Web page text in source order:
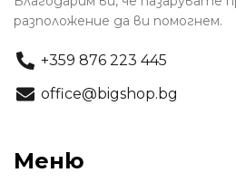
разположение да ви помогнем.
+359 876 223 445
office@bigshop.bg
Меню